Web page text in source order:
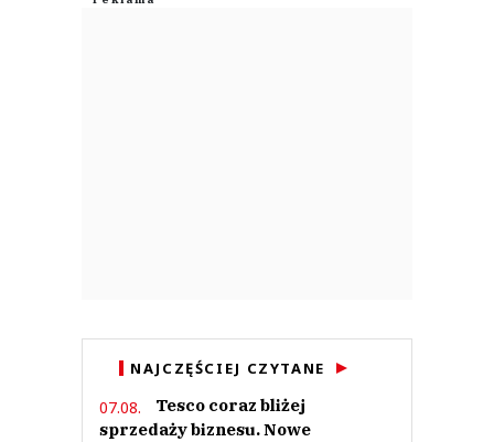
NAJCZĘŚCIEJ CZYTANE
07.08.
Tesco coraz bliżej
sprzedaży biznesu. Nowe